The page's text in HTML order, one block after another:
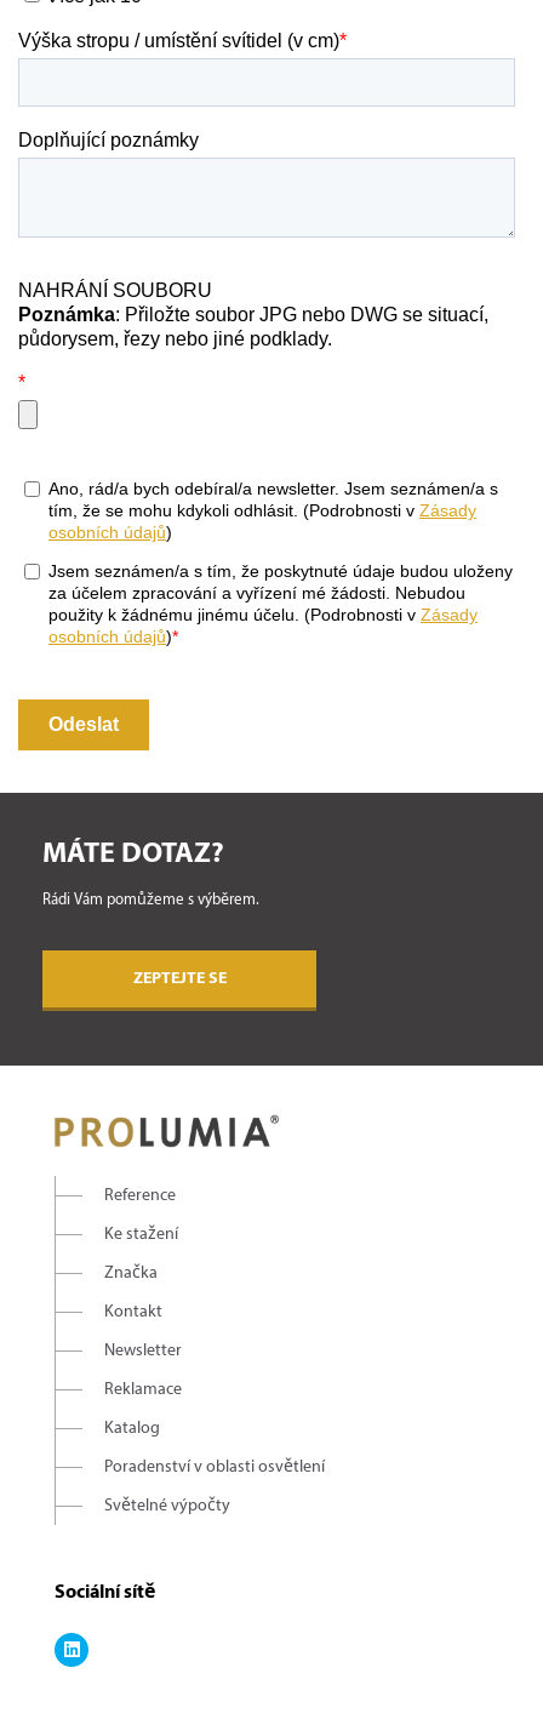
MÁTE DOTAZ?
Rádi Vám pomůžeme s výběrem.
ZEPTEJTE SE
Reference
Ke stažení
Značka
Kontakt
Newsletter
Reklamace
Katalog
Poradenství v oblasti osvětlení
Světelné výpočty
Sociální sítě